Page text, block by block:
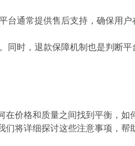
台通常提供售后支持，确保用户
同时，退款保障机制也是判断平
在价格和质量之间找到平衡，如
们将详细探讨这些注意事项，帮